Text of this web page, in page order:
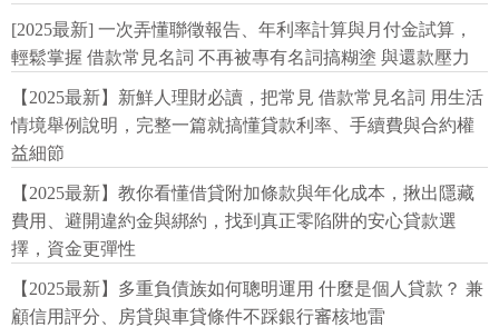
[2025最新] 一次弄懂聯徵報告、年利率計算與月付金試算，
輕鬆掌握 借款常見名詞 不再被專有名詞搞糊塗 與還款壓力
【2025最新】新鮮人理財必讀，把常見 借款常見名詞 用生活
情境舉例說明，完整一篇就搞懂貸款利率、手續費與合約權
益細節
【2025最新】教你看懂借貸附加條款與年化成本，揪出隱藏
費用、避開違約金與綁約，找到真正零陷阱的安心貸款選
擇，資金更彈性
【2025最新】多重負債族如何聰明運用 什麼是個人貸款？ 兼
顧信用評分、房貸與車貸條件不踩銀行審核地雷